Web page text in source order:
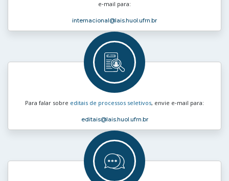
e‑mail para:
internacional@lais.huol.ufrn.br
Para falar sobre editais de processos seletivos, envie e‑mail para:
editais@lais.huol.ufrn.br